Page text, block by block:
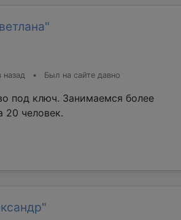
назад • Был на сайте давно
под ключ. Занимаемся более
20 человек.